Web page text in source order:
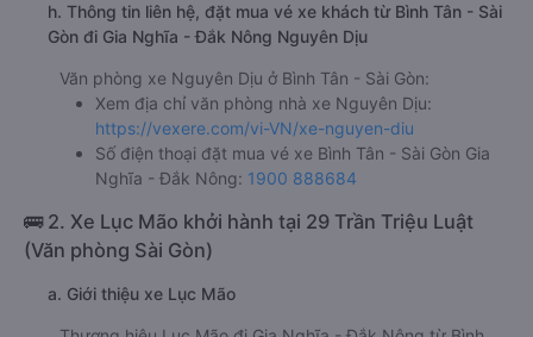
h. Thông tin liên hệ, đặt mua vé xe khách từ Bình Tân - Sài
Gòn đi Gia Nghĩa - Đắk Nông Nguyên Dịu
Văn phòng xe Nguyên Dịu ở Bình Tân - Sài Gòn:
Xem địa chỉ văn phòng nhà xe Nguyên Dịu:
https://vexere.com/vi-VN/xe-nguyen-diu
Số điện thoại đặt mua vé xe Bình Tân - Sài Gòn Gia
Nghĩa - Đắk Nông: 1900 888684
🚌 2. Xe Lục Mão khởi hành tại 29 Trần Triệu Luật
(Văn phòng Sài Gòn)
a. Giới thiệu xe Lục Mão